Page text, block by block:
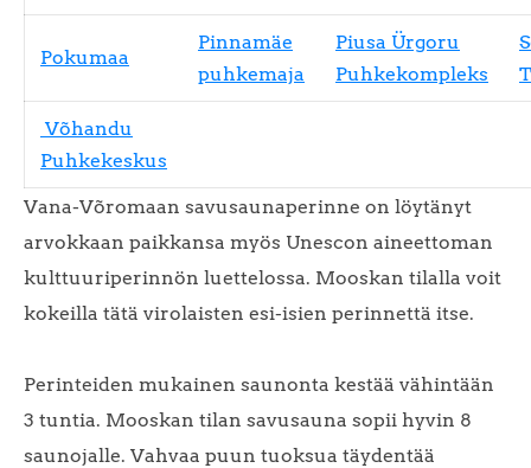
Pokumaa
Pinnamäe
puhkemaja
Piusa Ürgoru
Puhkekompleks
Võhandu
Puhkekeskus
Vana-Võromaan savusaunaperinne on löytänyt
arvokkaan paikkansa myös Unescon aineettoman
kulttuuriperinnön luettelossa. Mooskan tilalla voit
kokeilla tätä virolaisten esi-isien perinnettä itse.
Perinteiden mukainen saunonta kestää vähintään
3 tuntia. Mooskan tilan savusauna sopii hyvin 8
saunojalle. Vahvaa puun tuoksua täydentää